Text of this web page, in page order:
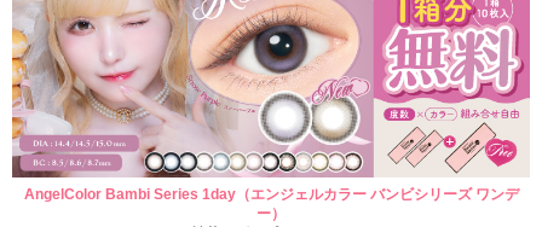
AngelColor Bambi Series 1day（エンジェルカラー バンビシリーズ ワンデ
ー）